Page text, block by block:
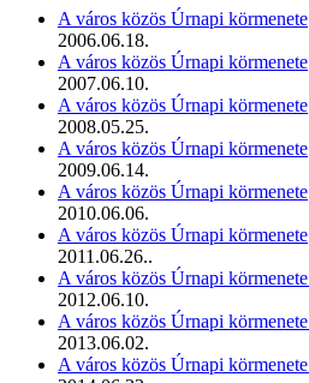
A város közös Úrnapi körmenete
2006.06.18.
A város közös Úrnapi körmenete
2007.06.10.
A város közös Úrnapi körmenete
2008.05.25.
A város közös Úrnapi körmenete
2009.06.14.
A város közös Úrnapi körmenete
2010.06.06.
A város közös Úrnapi körmenete
2011.06.26..
A város közös Úrnapi körmenete
2012.06.10.
A város közös Úrnapi körmenete
2013.06.02.
A város közös Úrnapi körmenete